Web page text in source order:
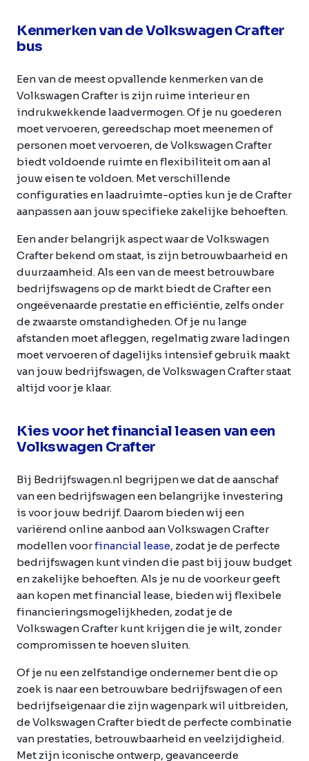
Kenmerken van de Volkswagen Crafter
bus
Een van de meest opvallende kenmerken van de
Volkswagen Crafter is zijn ruime interieur en
indrukwekkende laadvermogen. Of je nu goederen
moet vervoeren, gereedschap moet meenemen of
personen moet vervoeren, de Volkswagen Crafter
biedt voldoende ruimte en flexibiliteit om aan al
jouw eisen te voldoen. Met verschillende
configuraties en laadruimte-opties kun je de Crafter
aanpassen aan jouw specifieke zakelijke behoeften.
Een ander belangrijk aspect waar de Volkswagen
Crafter bekend om staat, is zijn betrouwbaarheid en
duurzaamheid. Als een van de meest betrouwbare
bedrijfswagens op de markt biedt de Crafter een
ongeëvenaarde prestatie en efficiëntie, zelfs onder
de zwaarste omstandigheden. Of je nu lange
afstanden moet afleggen, regelmatig zware ladingen
moet vervoeren of dagelijks intensief gebruik maakt
van jouw bedrijfswagen, de Volkswagen Crafter staat
altijd voor je klaar.
Kies voor het financial leasen van een
Volkswagen Crafter
Bij Bedrijfswagen.nl begrijpen we dat de aanschaf
van een bedrijfswagen een belangrijke investering
is voor jouw bedrijf. Daarom bieden wij een
variërend online aanbod aan Volkswagen Crafter
modellen voorfinancial lease, zodat je de perfecte
bedrijfswagen kunt vinden die past bij jouw budget
en zakelijke behoeften. Als je nu de voorkeur geeft
aan kopen met financial lease, bieden wij flexibele
financieringsmogelijkheden, zodat je de
Volkswagen Crafter kunt krijgen die je wilt, zonder
compromissen te hoeven sluiten.
Of je nu een zelfstandige ondernemer bent die op
zoek is naar een betrouwbare bedrijfswagen of een
bedrijfseigenaar die zijn wagenpark wil uitbreiden,
de Volkswagen Crafter biedt de perfecte combinatie
van prestaties, betrouwbaarheid en veelzijdigheid.
Met zijn iconische ontwerp, geavanceerde